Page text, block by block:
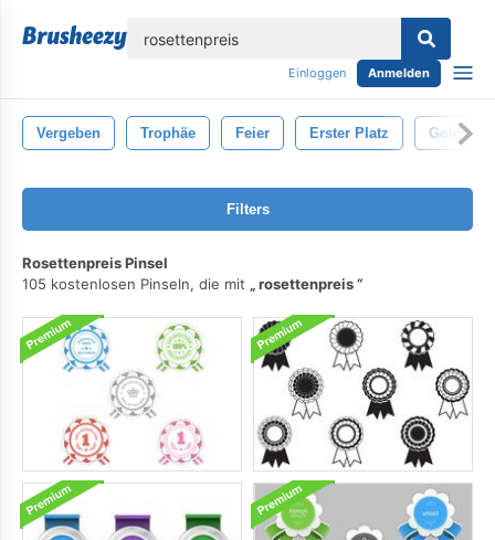
Einloggen Anmelden
Vergeben Trophäe Feier Erster Platz Gold
Filters
Rosettenpreis Pinsel
105 kostenlosen Pinseln, die mit
rosettenpreis